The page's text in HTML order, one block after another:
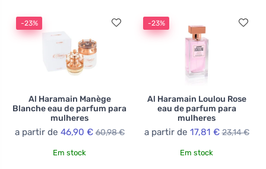
-23%
Al Haramain Manège
Blanche eau de parfum para
mulheres
a partir de 46,90 € 60,98 €
Em stock
-23%
Al Haramain Loulou Rose
eau de parfum para
mulheres
a partir de 17,81 € 23,14 €
Em stock